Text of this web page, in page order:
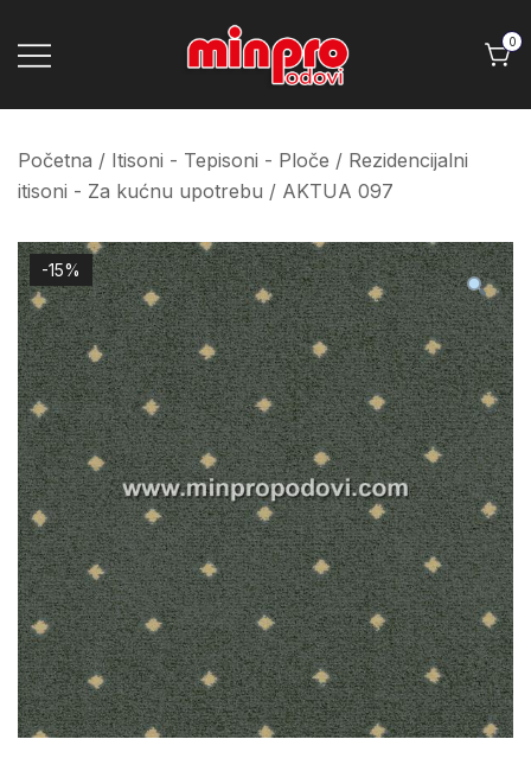
Minpro podovi
0
Početna / Itisoni - Tepisoni - Ploče / Rezidencijalni
itisoni - Za kućnu upotrebu / AKTUA 097
-15%